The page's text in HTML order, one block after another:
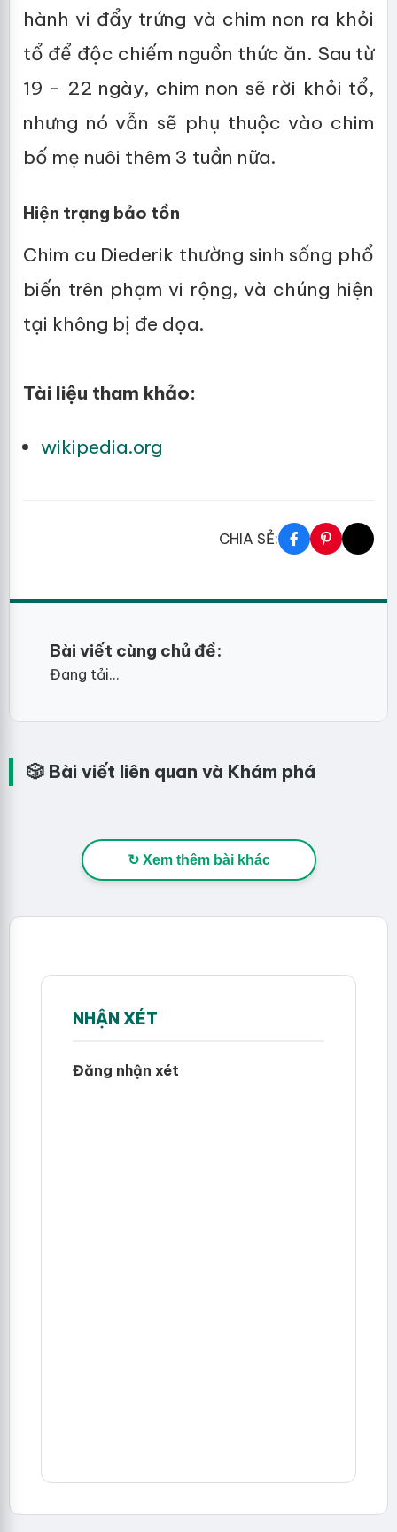
hành vi đẩy trứng và chim non ra khỏi
tổ để độc chiếm nguồn thức ăn. Sau từ
19 - 22 ngày, chim non sẽ rời khỏi tổ,
nhưng nó vẫn sẽ phụ thuộc vào chim
bố mẹ nuôi thêm 3 tuần nữa.
Hiện trạng bảo tồn
Chim cu Diederik thường sinh sống phổ
biến trên phạm vi rộng, và chúng hiện
tại không bị đe dọa.
Tài liệu tham khảo:
wikipedia.org
CHIA SẺ:
Bài viết cùng chủ đề:
Đang tải...
🎲 Bài viết liên quan và Khám phá
↻ Xem thêm bài khác
NHẬN XÉT
Đăng nhận xét